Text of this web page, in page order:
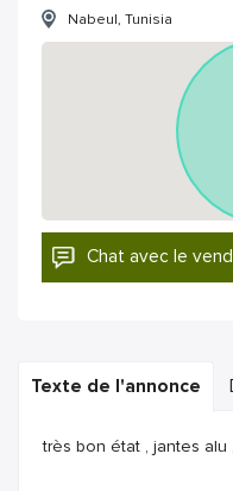
Nabeul‎, Tunisia
Chat avec le
Texte de l'annonce
très bon état , jantes alu